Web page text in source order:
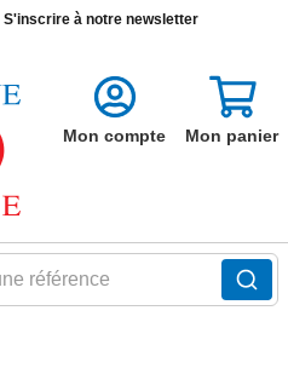
S'inscrire à notre newsletter
référence
Mon compte Mon panier